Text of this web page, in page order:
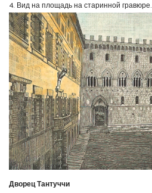
4. Вид на площадь на старинной гравюре.
Дворец Тантуччи